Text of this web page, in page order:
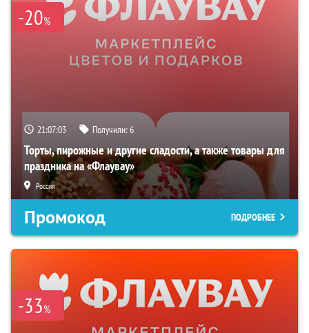
-20%
21:07:02 Получили:6
Торты, пирожные и другие сладости, а также товары для
праздника на «Флаувау»
Россия
Промокод ПОДРОБНЕЕ
-33%